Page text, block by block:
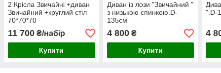
2 Крісла Звичайні +диван
Звичайний +круглий стіл
70*70*70
11 700 ₴/набір
Купити
Диван із лози "Звичайний "
з низькою спинкою.D-
135см
4 800₴
Купити
".D-
4